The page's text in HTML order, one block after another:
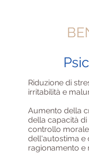
Riduzione di
irritabilità e
Aumento della
della capacità
controllo
dell'autostima e
ragionamento e